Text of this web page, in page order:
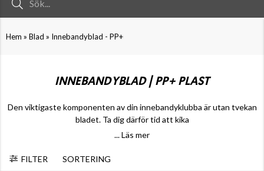
Hem » Blad » Innebandyblad - PP+
INNEBANDYBLAD | PP+ PLAST
Den viktigaste komponenten av din innebandyklubba är utan tvekan
bladet. Ta dig därför tid att kika
... Läs mer
FILTER SORTERING